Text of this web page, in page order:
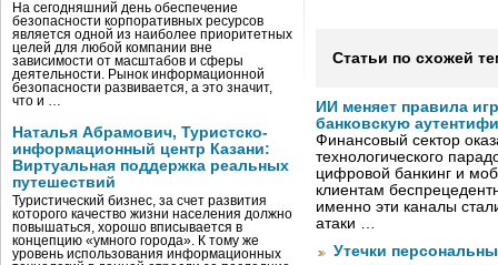
На сегодняшний день обеспечение
безопасности корпоративных ресурсов
является одной из наиболее приоритетных
целей для любой компании вне
зависимости от масштабов и сферы
деятельности. Рынок информационной
безопасности развивается, а это значит,
что и …
Наталья Абрамович, Туристско-
информационный центр Казани:
Виртуальная поддержка реальных
путешествий
Туристический бизнес, за счет развития
которого качество жизни населения должно
повышаться, хорошо вписывается в
концепцию «умного города». К тому же
уровень использования информационных
Статьи по схожей
ИИ меняет правила
банковскую
Финансовый сектор
технологического
цифровой банкинг и
клиентам
именно эти каналы
атаки …
Утечки